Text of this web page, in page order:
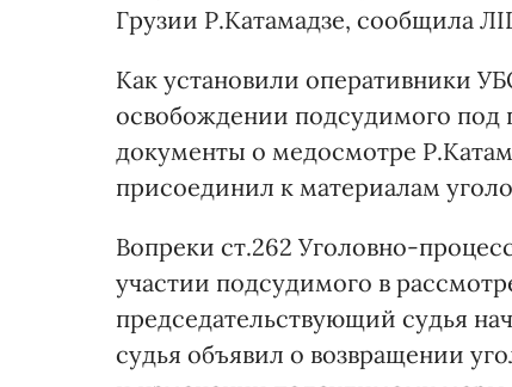
Грузии Р.Катамадзе, сообщила
Как установили оперативники
освобождении подсудимого под
документы о медосмотре
присоединил к материалам
Вопреки ст.262 Уголовно-
участии подсудимого в
председательствующий судья
судья объявил о возвращении